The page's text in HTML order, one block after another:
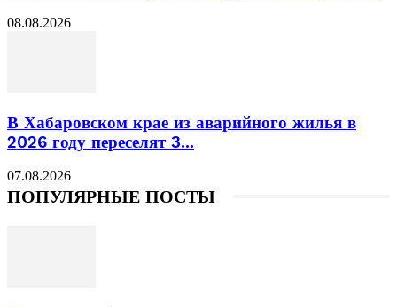
08.08.2026
В Хабаровском крае из аварийного жилья в
2026 году переселят 3...
07.08.2026
ПОПУЛЯРНЫЕ ПОСТЫ